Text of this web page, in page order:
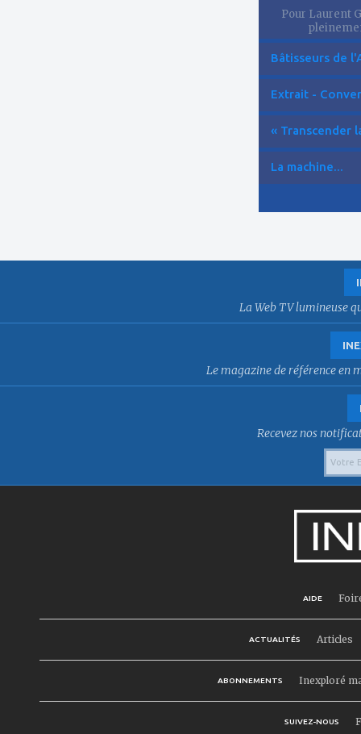
Pour Laurent
Bâtisseurs de
Extrait -
« Transcender
La machine...
La Web TV lumineuse
Le magazine de référence en
Recevez nos
AIDE
ACTUALITÉS Articles
ABONNEMENTS Inexploré
SUIVEZ-NOUS